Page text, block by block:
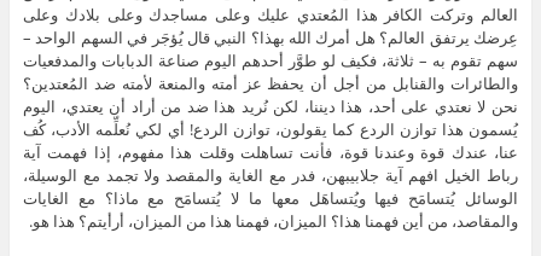
العالم وتركت الكافر هذا المُعتدي عليك وعلى مساجدك وعلى بلادك وعلى
عِرضك يرتفق العالم؟ هل أمرك الله بهذا؟ النبي قال يُؤجَر في السهم الواحد –
سهم تقوم به – ثلاثة، فكيف لو طوَّر أحدهم اليوم صناعة الدبابات والمدفعيات
والطائرات والقنابل من أجل أن يحفظ عز أمته والمنعة لأمته ضد المُعتدين؟
نحن لا نعتدي على أحد، هذا ديننا، لكن نُريد هذا ضد من أراد أن يعتدي، اليوم
يُسمون هذا توازن الردع كما يقولون، توازن الردع! أي لكي نُعلِّمه الأدب، كُف
عنا، عندك قوة وعندنا قوة، فأنت تساهلت وقلت هذا مفهوم، إذا فهمت آية
رباط الخيل افهم آية جلابيبهن، فدر مع الغاية والمقصد ولا تجمد مع الوسيلة،
الوسائل يُتسامَح فيها ويُتساهَل معها ما لا يُتسامَح مع ماذا؟ مع الغايات
والمقاصد، من أين فهمنا هذا؟ الميزان، فهمنا هذا من الميزان، أرأيتم؟ هذا هو.